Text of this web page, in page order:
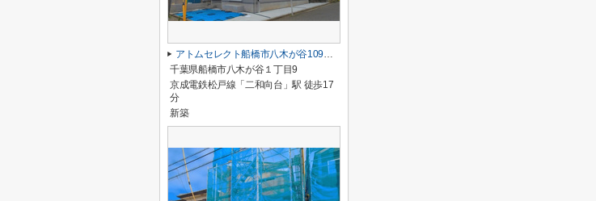
アトムセレクト船橋市八木が谷109 2棟 1号棟
千葉県船橋市八木が谷１丁目9
京成電鉄松戸線「二和向台」駅 徒歩17
分
新築